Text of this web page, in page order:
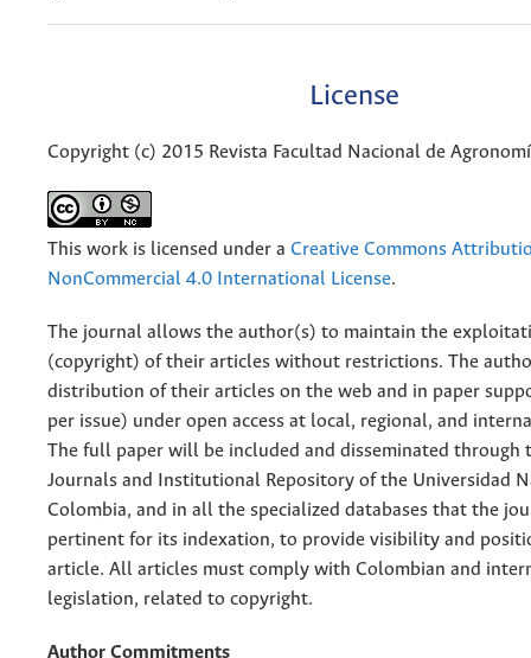
License
Copyright (c) 2015 Revista Facultad Nacional de
This work is licensed under a Creative Commons
NonCommercial 4.0 International License.
The journal allows the author(s) to maintain the
(copyright) of their articles without restrictions. The
distribution of their articles on the web and in paper
per issue) under open access at local, regional, and
The full paper will be included and disseminated through
Journals and Institutional Repository of the Universidad
Colombia, and in all the specialized databases that the
pertinent for its indexation, to provide visibility and
article. All articles must comply with Colombian and
legislation, related to copyright.
Author Commitments